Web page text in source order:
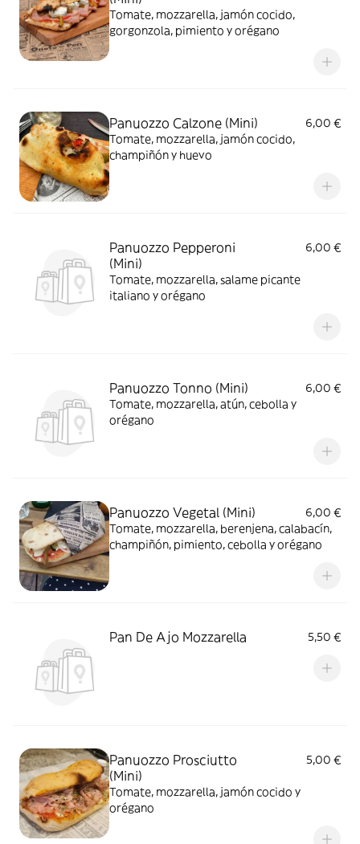
Tomate, mozzarella, jamón cocido,
gorgonzola, pimiento y orégano
Panuozzo Calzone (Mini)
6,00 €
Tomate, mozzarella, jamón cocido,
champiñón y huevo
Panuozzo Pepperoni
(Mini)
6,00 €
Tomate, mozzarella, salame picante
italiano y orégano
Panuozzo Tonno (Mini)
6,00 €
Tomate, mozzarella, atún, cebolla y
orégano
Panuozzo Vegetal (Mini)
6,00 €
Tomate, mozzarella, berenjena, calabacín,
champiñón, pimiento, cebolla y orégano
Pan De Ajo Mozzarella 5,50 €
Panuozzo Prosciutto
(Mini)
5,00 €
Tomate, mozzarella, jamón cocido y
orégano